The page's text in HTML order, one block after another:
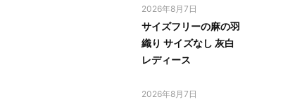
2026年8月7日
サイズフリーの麻の羽
織り サイズなし 灰白
レディース
2026年8月7日